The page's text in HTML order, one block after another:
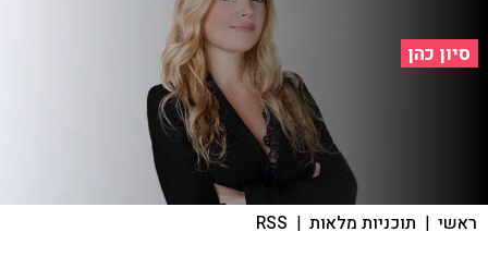
סיון כהן
ראשי | תוכניות מלאות |
RSS